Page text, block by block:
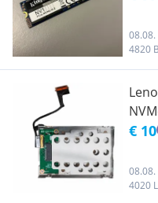
4820
€ 10
4020